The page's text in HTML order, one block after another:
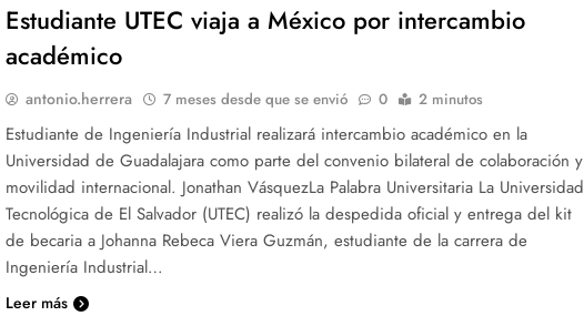
Estudiante UTEC viaja a México por intercambio
académico
antonio.herrera 7 meses desde que se envió 0 2 minutos
Estudiante de Ingeniería Industrial realizará intercambio académico en la
Universidad de Guadalajara como parte del convenio bilateral de colaboración y
movilidad internacional. Jonathan VásquezLa Palabra Universitaria La Universidad
Tecnológica de El Salvador (UTEC) realizó la despedida oficial y entrega del kit
de becaria a Johanna Rebeca Viera Guzmán, estudiante de la carrera de
Ingeniería Industrial…
Leer más